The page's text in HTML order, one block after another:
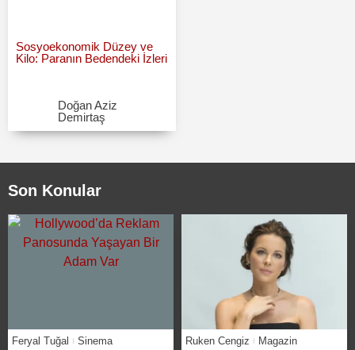
Sosyoekonomik Düzey ve
Kilo: Paranın Bedendeki İzleri
Doğan Aziz
Demirtaş
Son Konular
Feryal Tuğal Sinema Ruken Cengiz Magazin